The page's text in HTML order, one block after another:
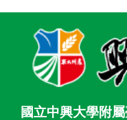
國立中興大學附